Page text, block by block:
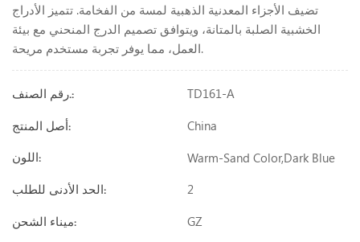
تضيف الأجزاء المعدنية الذهبية لمسة من الفخامة. تتميز الأدراج
الخشبية الصلبة بالمتانة، ويتوافق تصميم الدرج المنحني مع بيئة
العمل، مما يوفر تجربة مستخدم مريحة.
رقم الصنف.: TD161-A
أصل المنتج: China
اللون: Warm-Sand Color,dark Blue
الحد الأدنى للطلب: 2
ميناء الشحن: GZ